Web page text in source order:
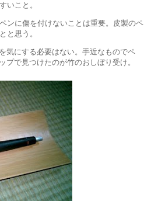
いこと。
ンに傷を付けないことは重要。皮製のペ
と思う。
気にする必要はない。手近なものでペ
で見つけたのが竹のおしぼり受け。